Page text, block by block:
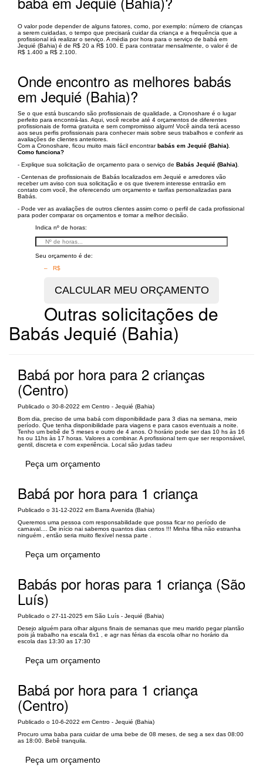
O valor pode depender de alguns fatores, como, por exemplo: número de crianças
a serem cuidadas, o tempo que precisará cuidar da criança e a frequência que a
profissional irá realizar o serviço. A média por hora para o serviço de babá em
Jequié (Bahia) é de R$ 20 a R$ 100. E para contratar mensalmente, o valor é de
R$ 1.400 a R$ 2.100.
Onde encontro as melhores babás
em Jequié (Bahia)?
Se o que está buscando são profissionais de qualidade, a Cronoshare é o lugar
perfeito para encontrá-las. Aqui, você recebe até 4 orçamentos de diferentes
profissionais de forma gratuita e sem compromisso algum! Você ainda terá acesso
aos seus perfis profissionais para conhecer mais sobre seus trabalhos e conferir as
avaliações de clientes anteriores.
Com a Cronoshare, ficou muito mais fácil encontrarbabás em Jequié (Bahia)
Como funciona?
- Explique sua solicitação de orçamento para o serviço de Babás Jequié (Bahia)
- Centenas de profissionais de Babás localizados em Jequié e arredores vão
receber um aviso con sua solicitação e os que tiverem interesse entrarão em
contato com você, lhe oferecendo um orçamento e tarifas personalizadas para
Babás.
- Pode ver as avaliações de outros clientes assim como o perfil de cada profissional
para poder comparar os orçamentos e tomar a melhor decisão.
Indica nº de horas:
Seu orçamento é de:
– R$
Outras solicitações de
Babás Jequié (Bahia)
Babá por hora para 2 crianças
(Centro)
Publicado o 30-8-2022 em Centro - Jequié (Bahia)
Bom dia, preciso de uma babá com disponibilidade para 3 dias na semana, meio
período. Que tenha disponibilidade para viagens e para casos eventuais a noite.
Tenho um bebê de 5 meses e outro de 4 anos. O horário pode ser das 10 hs às 16
hs ou 11hs às 17 horas. Valores a combinar. A profissional tem que ser responsável,
gentil, discreta e com experiência. Local são judas tadeu
Peça um orçamento
Babá por hora para 1 criança
Publicado o 31-12-2022 em Barra Avenida (Bahia)
Queremos uma pessoa com responsabilidade que possa ficar no período de
carnaval.... De início nai sabemos quantos dias certos !!! Minha filha não estranha
ninguém , então seria muito flexível nessa parte .
Peça um orçamento
Babás por horas para 1 criança (São
Luís)
Publicado o 27-11-2025 em São Luís - Jequié (Bahia)
Desejo alguém para olhar alguns finais de semanas que meu marido pegar plantão
pois já trabalho na escala 6x1 , e agr nas férias da escola olhar no horário da
escola das 13:30 as 17:30
Peça um orçamento
Babá por hora para 1 criança
(Centro)
Publicado o 10-6-2022 em Centro - Jequié (Bahia)
Procuro uma baba para cuidar de uma bebe de 08 meses, de seg a sex das 08:00
as 18:00. Bebê tranquila.
Peça um orçamento